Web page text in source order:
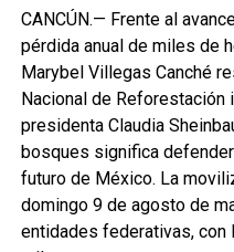
CANCÚN.— Frente al
pérdida anual de miles de
Marybel Villegas Canché
Nacional de Reforestación
presidenta Claudia
bosques significa
futuro de México. La
domingo 9 de agosto de
entidades federativas, con